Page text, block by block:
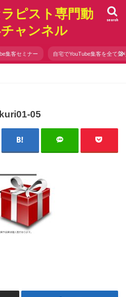
ピスト専門動
ャンネル
search
集客セミナー 自宅でYouTube集客を全て知
05